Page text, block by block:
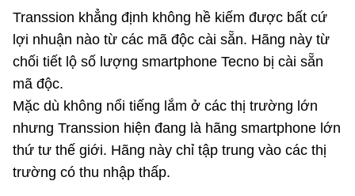
Transsion khẳng định không hề kiếm được bất cứ
lợi nhuận nào từ các mã độc cài sẵn. Hãng này từ
chối tiết lộ số lượng smartphone Tecno bị cài sẵn
mã độc.
Mặc dù không nổi tiếng lắm ở các thị trường lớn
nhưng Transsion hiện đang là hãng smartphone lớn
thứ tư thế giới. Hãng này chỉ tập trung vào các thị
trường có thu nhập thấp.